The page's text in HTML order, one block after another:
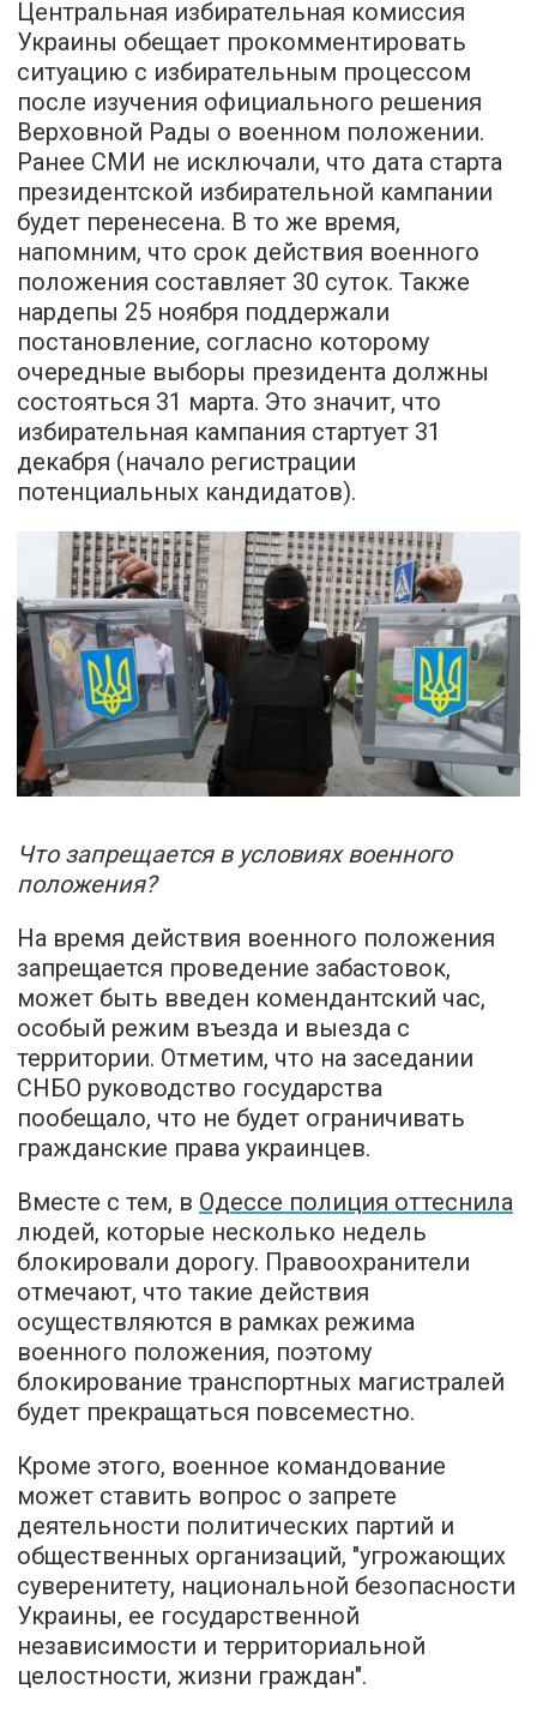
Центральная избирательная комиссия
Украины обещает прокомментировать
ситуацию с избирательным процессом
после изучения официального решения
Верховной Рады о военном положении.
Ранее СМИ не исключали, что дата старта
президентской избирательной кампании
будет перенесена. В то же время,
напомним, что срок действия военного
положения составляет 30 суток. Также
нардепы 25 ноября поддержали
постановление, согласно которому
очередные выборы президента должны
состояться 31 марта. Это значит, что
избирательная кампания стартует 31
декабря (начало регистрации
потенциальных кандидатов).
Что запрещается в условиях военного
положения?
На время действия военного положения
запрещается проведение забастовок,
может быть введен комендантский час,
особый режим въезда и выезда с
территории. Отметим, что на заседании
СНБО руководство государства
пообещало, что не будет ограничивать
гражданские права украинцев.
Вместе с тем, в Одессе полиция оттеснила
людей, которые несколько недель
блокировали дорогу. Правоохранители
отмечают, что такие действия
осуществляются в рамках режима
военного положения, поэтому
блокирование транспортных магистралей
будет прекращаться повсеместно.
Кроме этого, военное командование
может ставить вопрос о запрете
деятельности политических партий и
общественных организаций, "угрожающих
суверенитету, национальной безопасности
Украины, ее государственной
независимости и территориальной
целостности, жизни граждан".